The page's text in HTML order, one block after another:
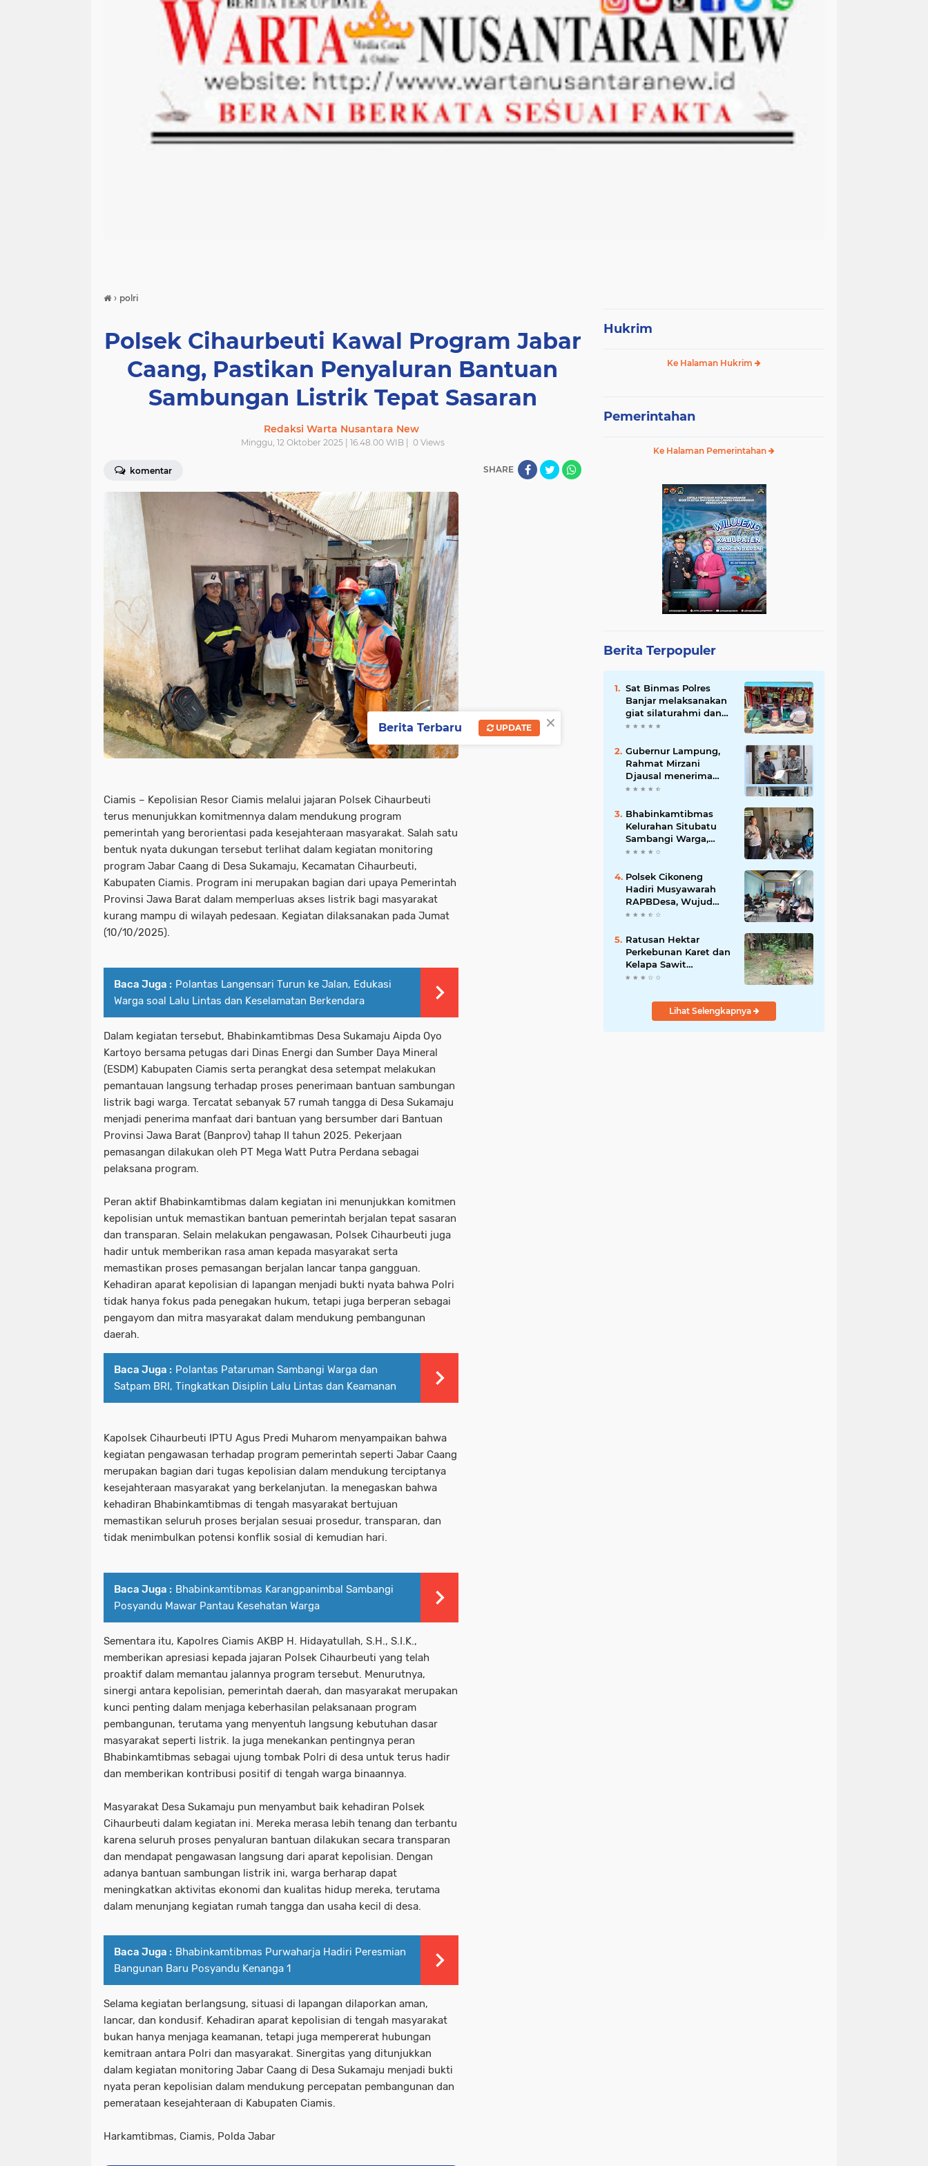
› polri
Polsek Cihaurbeuti Kawal Program Jabar
Caang, Pastikan Penyaluran Bantuan
Sambungan Listrik Tepat Sasaran
Redaksi Warta Nusantara New
Minggu, 12 Oktober 2025 | 16.48.00 WIB | 0Views
komentar SHARE
Ciamis – Kepolisian Resor Ciamis melalui jajaran Polsek Cihaurbeuti
terus menunjukkan komitmennya dalam mendukung program
pemerintah yang berorientasi pada kesejahteraan masyarakat. Salah satu
bentuk nyata dukungan tersebut terlihat dalam kegiatan monitoring
program Jabar Caang di Desa Sukamaju, Kecamatan Cihaurbeuti,
Kabupaten Ciamis. Program ini merupakan bagian dari upaya Pemerintah
Provinsi Jawa Barat dalam memperluas akses listrik bagi masyarakat
kurang mampu di wilayah pedesaan. Kegiatan dilaksanakan pada Jumat
(10/10/2025).
Baca Juga : Polantas Langensari Turun ke Jalan, Edukasi
Warga soal Lalu Lintas dan Keselamatan Berkendara
Dalam kegiatan tersebut, Bhabinkamtibmas Desa Sukamaju Aipda Oyo
Kartoyo bersama petugas dari Dinas Energi dan Sumber Daya Mineral
(ESDM) Kabupaten Ciamis serta perangkat desa setempat melakukan
pemantauan langsung terhadap proses penerimaan bantuan sambungan
listrik bagi warga. Tercatat sebanyak 57 rumah tangga di Desa Sukamaju
menjadi penerima manfaat dari bantuan yang bersumber dari Bantuan
Provinsi Jawa Barat (Banprov) tahap II tahun 2025. Pekerjaan
pemasangan dilakukan oleh PT Mega Watt Putra Perdana sebagai
pelaksana program.
Peran aktif Bhabinkamtibmas dalam kegiatan ini menunjukkan komitmen
kepolisian untuk memastikan bantuan pemerintah berjalan tepat sasaran
dan transparan. Selain melakukan pengawasan, Polsek Cihaurbeuti juga
hadir untuk memberikan rasa aman kepada masyarakat serta
memastikan proses pemasangan berjalan lancar tanpa gangguan.
Kehadiran aparat kepolisian di lapangan menjadi bukti nyata bahwa Polri
tidak hanya fokus pada penegakan hukum, tetapi juga berperan sebagai
pengayom dan mitra masyarakat dalam mendukung pembangunan
daerah.
Baca Juga : Polantas Pataruman Sambangi Warga dan
Satpam BRI, Tingkatkan Disiplin Lalu Lintas dan Keamanan
Kapolsek Cihaurbeuti IPTU Agus Predi Muharom menyampaikan bahwa
kegiatan pengawasan terhadap program pemerintah seperti Jabar Caang
merupakan bagian dari tugas kepolisian dalam mendukung terciptanya
kesejahteraan masyarakat yang berkelanjutan. Ia menegaskan bahwa
kehadiran Bhabinkamtibmas di tengah masyarakat bertujuan
memastikan seluruh proses berjalan sesuai prosedur, transparan, dan
tidak menimbulkan potensi konflik sosial di kemudian hari.
Baca Juga : Bhabinkamtibmas Karangpanimbal Sambangi
Posyandu Mawar Pantau Kesehatan Warga
Sementara itu, Kapolres Ciamis AKBP H. Hidayatullah, S.H., S.I.K.,
memberikan apresiasi kepada jajaran Polsek Cihaurbeuti yang telah
proaktif dalam memantau jalannya program tersebut. Menurutnya,
sinergi antara kepolisian, pemerintah daerah, dan masyarakat merupakan
kunci penting dalam menjaga keberhasilan pelaksanaan program
pembangunan, terutama yang menyentuh langsung kebutuhan dasar
masyarakat seperti listrik. Ia juga menekankan pentingnya peran
Bhabinkamtibmas sebagai ujung tombak Polri di desa untuk terus hadir
dan memberikan kontribusi positif di tengah warga binaannya.
Masyarakat Desa Sukamaju pun menyambut baik kehadiran Polsek
Cihaurbeuti dalam kegiatan ini. Mereka merasa lebih tenang dan terbantu
karena seluruh proses penyaluran bantuan dilakukan secara transparan
dan mendapat pengawasan langsung dari aparat kepolisian. Dengan
adanya bantuan sambungan listrik ini, warga berharap dapat
meningkatkan aktivitas ekonomi dan kualitas hidup mereka, terutama
dalam menunjang kegiatan rumah tangga dan usaha kecil di desa.
Baca Juga : Bhabinkamtibmas Purwaharja Hadiri Peresmian
Bangunan Baru Posyandu Kenanga 1
Selama kegiatan berlangsung, situasi di lapangan dilaporkan aman,
lancar, dan kondusif. Kehadiran aparat kepolisian di tengah masyarakat
bukan hanya menjaga keamanan, tetapi juga mempererat hubungan
kemitraan antara Polri dan masyarakat. Sinergitas yang ditunjukkan
dalam kegiatan monitoring Jabar Caang di Desa Sukamaju menjadi bukti
nyata peran kepolisian dalam mendukung percepatan pembangunan dan
pemerataan kesejahteraan di Kabupaten Ciamis.
Harkamtibmas, Ciamis, Polda Jabar
Hukrim
Ke Halaman Hukrim
Pemerintahan
Ke Halaman Pemerintahan
Berita Terpopuler
Sat Binmas Polres
Banjar melaksanakan
giat silaturahmi dan
pembinaan kepada
Gubernur Lampung,
Rahmat Mirzani
Djausal menerima
Senior Executive
Association for
Construction (JAC)
Yugo Okamoto dalam
pertemuan resmi
Bhabinkamtibmas
Kelurahan Situbatu
Sambangi Warga,
Perkuat Silaturahmi
Wilayah
Polsek Cikoneng
Hadiri Musyawarah
RAPBDesa, Wujud
Peran Polri Kawal
Kamtibmas Desa
Sindangkasih
Ratusan Hektar
Perkebunan Karet dan
Kelapa Sawit
terendam banjir
Lihat Selengkapnya
×
Berita Terbaru UPDATE